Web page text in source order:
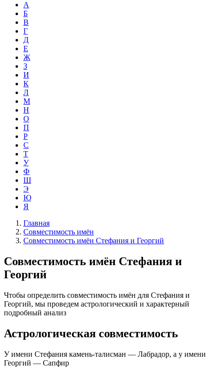
А
Б
В
Г
Д
Е
Ж
З
И
К
Л
М
Н
О
П
Р
С
Т
У
Ф
Ш
Э
Ю
Я
Главная
Совместимость имён
Совместимость имён Стефания и Георгий
Совместимость имён Стефания и
Георгий
Чтобы определить совместимость имён для Стефания и
Георгий, мы проведем астрологический и характерный
подробный анализ
Астрологическая совместимость
У имени Стефания камень-талисман — Лабрадор, а у имени
Георгий — Сапфир